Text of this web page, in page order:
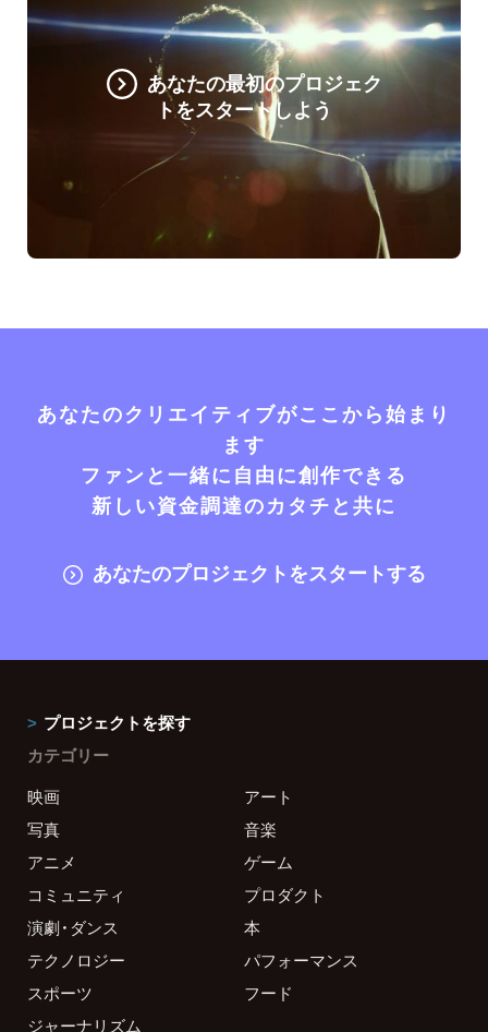
あなたの最初のプロジェク
トをスタートしよう
あなたのクリエイティブがここから始まり
ます
ファンと一緒に自由に創作できる
新しい資金調達のカタチと共に
あなたのプロジェクトをスタートする
プロジェクトを探す
カテゴリー
映画
アート
写真
音楽
アニメ
ゲーム
コミュニティ
プロダクト
演劇・ダンス
本
テクノロジー
パフォーマンス
スポーツ
フード
ジャーナリズム